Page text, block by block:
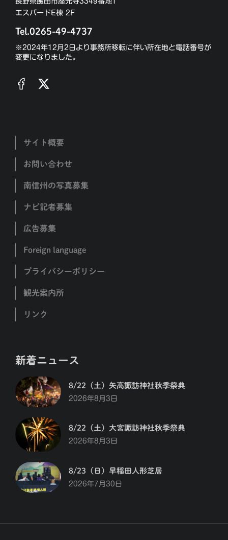
エスバードE棟 2F
Tel.0265-49-4737
※2024年12月2日より事務所移転に伴い所在地と電話番号が
変更になりました。
サイト概要
お問い合わせ
南信州の写真募集
ナビ記者募集
広告募集
Foreign language
プライバシーポリシー
観光案内所
リンク
新着ニュース
8/22（土）矢高諏訪神社秋季祭典
2026年8月3日
8/22（土）大宮諏訪神社秋季祭典
2026年8月3日
8/23（日）早稲田人形芝居
2026年7月30日